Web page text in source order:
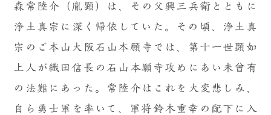
森常陸介（胤顕）は、その父興三兵衛とともに
浄土真宗に深く帰依していた。その頃、浄土真
宗のご本山大阪石山本願寺では、第十一世顕如
上人が織田信長の石山本願寺攻めにあい未曾有
の法難にあった。常陸介はこれを大変悲しみ、
自ら勇士軍を率いて、軍将鈴木重幸の配下に入